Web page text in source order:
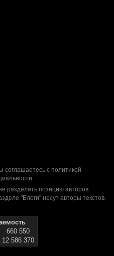
соглашаетесь с политикой
.
разделять позицию авторов.
"Блоги" несут авторы текстов.
660 550
12 586 370